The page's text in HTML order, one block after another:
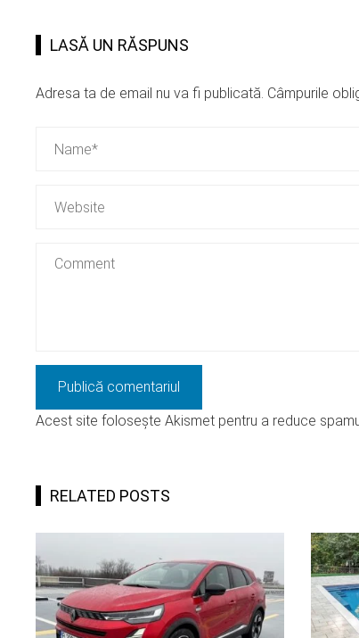
LASĂ UN RĂSPUNS
Adresa ta de email nu va fi publicată. Câmpurile
Acest site folosește Akismet pentru a reduce
RELATED POSTS